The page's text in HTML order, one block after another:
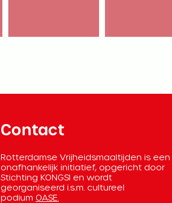
Contact
Rotterdamse Vrijheidsmaaltijden is een
onafhankelijk initiatief, opgericht door
Stichting KONGSI en wordt
georganiseerd i.s.m. cultureel
podium OASE.